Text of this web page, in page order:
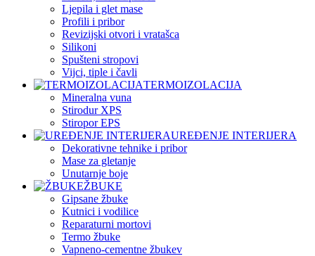
Ljepila i glet mase
Profili i pribor
Revizijski otvori i vratašca
Silikoni
Spušteni stropovi
Vijci, tiple i čavli
TERMOIZOLACIJA
Mineralna vuna
Stirodur XPS
Stiropor EPS
UREĐENJE INTERIJERA
Dekorativne tehnike i pribor
Mase za gletanje
Unutarnje boje
ŽBUKE
Gipsane žbuke
Kutnici i vodilice
Reparaturni mortovi
Termo žbuke
Vapneno-cementne žbukev